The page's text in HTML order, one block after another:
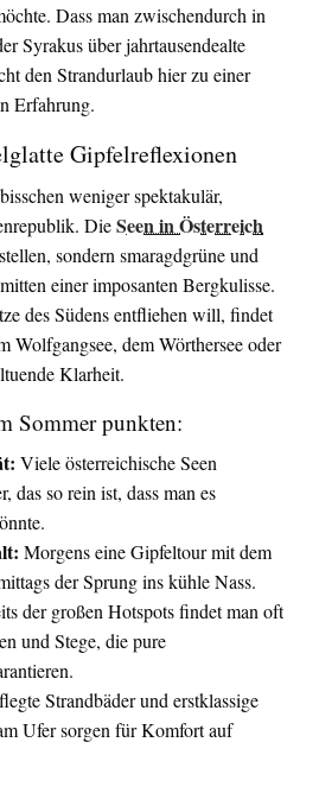
Dass man zwischendurch in
Syrakus über jahrtausendealte
den Strandurlaub hier zu einer
Erfahrung.
Gipfelreflexionen
weniger spektakulär,
DieSeen in Österreich
sondern smaragdgrüne und
einer imposanten Bergkulisse.
des Südens entfliehen will, findet
Wolfgangsee, dem Wörthersee oder
Klarheit.
Sommer punkten:
Viele österreichische Seen
das so rein ist, dass man es
Morgens eine Gipfeltour mit dem
der Sprung ins kühle Nass.
der großen Hotspots findet man oft
und Stege, die pure
Strandbäder und erstklassige
Ufer sorgen für Komfort auf